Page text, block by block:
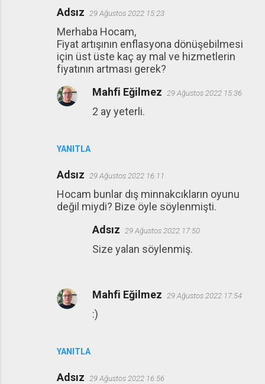
Adsız 29 Ağustos 2022 15:23
Merhaba Hocam,
Fiyat artışının enflasyona dönüşebilmesi
için üst üste kaç ay mal ve hizmetlerin
fiyatının artması gerek?
YANITLA
Mahfi Eğilmez 29 Ağustos 2022 15:36
2 ay yeterli.
Adsız 29 Ağustos 2022 16:11
Hocam bunlar dış minnakcıkların oyunu
değil miydi? Bize öyle söylenmişti.
YANITLA
Adsız 29 Ağustos 2022 17:50
Size yalan söylenmiş.
Mahfi Eğilmez 29 Ağustos 2022 17:54
:)
Adsız 29 Ağustos 2022 16:56